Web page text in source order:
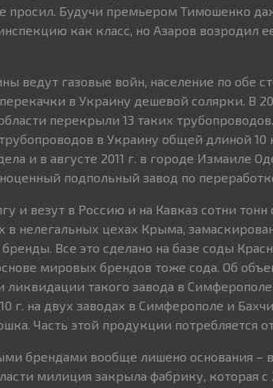
просил. Будучи премьером Тимошенко
как класс, но Азаров возродил
ведут газовые войн, население по обе
в Украину дешевой солярки. В
перекрыли 13 таких
в Украину общей длиной 10
и в августе 2011 г. в городе Измаиле
подпольный завод по
и везут в Россию и на Кавказ сотни
нелегальных цехах Крыма,
Все это сделано на базе соды
мировых брендов тоже сода. Об
ликвидации такого завода в
г. на двух заводах в Симферополе и
Часть этой продукции потребляется
брендами вообще лишено основания – в
милиция закрыла фабрику, которая с